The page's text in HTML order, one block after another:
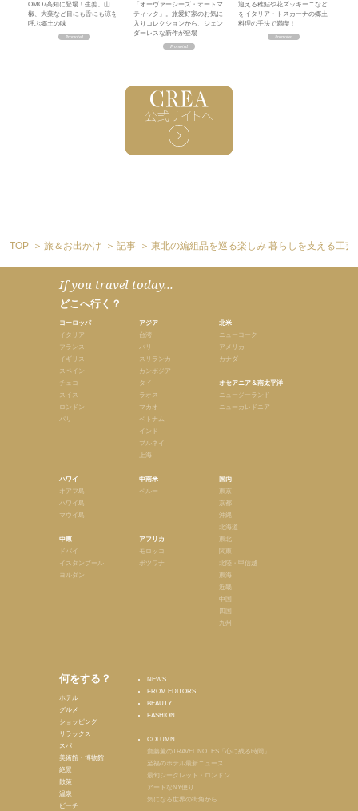
OMO7高知に登場！生姜、山
椒、大葉など目にも舌にも涼を
呼ぶ郷土の味
「オーヴァーシーズ・オートマ
ティック」。旅愛好家のお気に
入りコレクションから、ジェン
ダーレスな新作が登場
迎える稚鮎や花ズッキーニなど
をイタリア・トスカーナの郷土
料理の手法で満喫！
TOP 旅＆お出かけ 記事 東北の編組品を巡る楽しみ 暮らしを支える工
If you travel today...
どこへ行く？
ヨーロッパ
イタリア
フランス
イギリス
スペイン
チェコ
スイス
ロンドン
パリ
ハワイ
オアフ島
ハワイ島
マウイ島
中東
ドバイ
イスタンブール
ヨルダン
アジア
台湾
バリ
スリランカ
カンボジア
タイ
ラオス
マカオ
ベトナム
インド
ブルネイ
上海
中南米
ペルー
アフリカ
モロッコ
ボツワナ
北米
ニューヨーク
アメリカ
カナダ
オセアニア＆南太平洋
ニュージーランド
ニューカレドニア
国内
東京
京都
沖縄
北海道
東北
関東
北陸・甲信越
東海
近畿
中国
四国
九州
何をする？
ホテル
グルメ
ショッピング
リラックス
スパ
美術館・博物館
絶景
散策
温泉
ビーチ
NEWS
FROM EDITORS
BEAUTY
FASHION
COLUMN
齋藤薫のTRAVEL NOTES「心に残る時間」
至福のホテル最新ニュース
最旬シークレット・ロンドン
アートなNY便り
気になる世界の街角から